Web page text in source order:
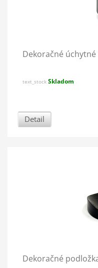
Dekoračné úchytné
text_stock Skladom
Detail
Dekoračné